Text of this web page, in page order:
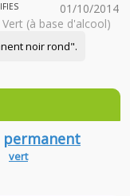
01/10/2014
(à base d'alcool)
noir rond".
permanent
vert